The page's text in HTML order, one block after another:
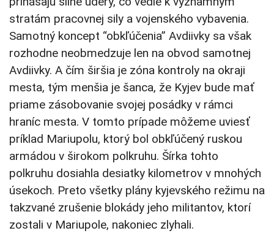
stratám pracovnej sily a vojenského vybavenia.
Samotný koncept “obkľúčenia” Avdiivky sa však
rozhodne neobmedzuje len na obvod samotnej
Avdiivky. A čím širšia je zóna kontroly na okraji
mesta, tým menšia je šanca, že Kyjev bude mať
priame zásobovanie svojej posádky v rámci
hraníc mesta. V tomto prípade môžeme uviesť
príklad Mariupolu, ktorý bol obkľúčený ruskou
armádou v širokom polkruhu. Šírka tohto
polkruhu dosiahla desiatky kilometrov v mnohých
úsekoch. Preto všetky plány kyjevského režimu na
takzvané zrušenie blokády jeho militantov, ktorí
zostali v Mariupole, nakoniec zlyhali.